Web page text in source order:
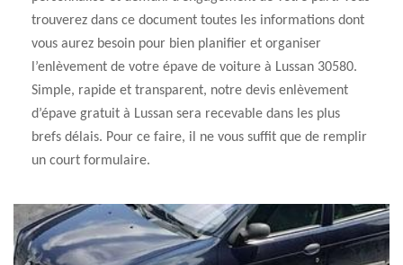
trouverez dans ce document toutes les informations dont
vous aurez besoin pour bien planifier et organiser
l’enlèvement de votre épave de voiture à Lussan 30580.
Simple, rapide et transparent, notre devis enlèvement
d’épave gratuit à Lussan sera recevable dans les plus
brefs délais. Pour ce faire, il ne vous suffit que de remplir
un court formulaire.